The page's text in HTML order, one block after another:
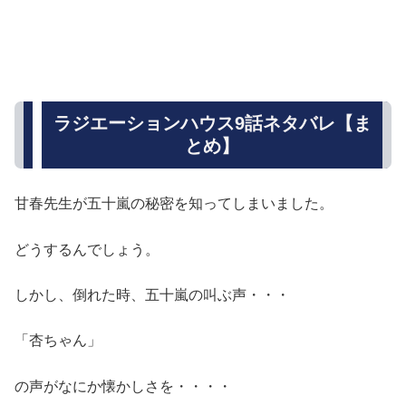
ラジエーションハウス9話ネタバレ【ま
とめ】
甘春先生が五十嵐の秘密を知ってしまいました。
どうするんでしょう。
しかし、倒れた時、五十嵐の叫ぶ声・・・
「杏ちゃん」
の声がなにか懐かしさを・・・・